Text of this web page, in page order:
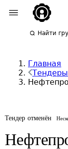
Найти
Главная
Тендеры
Тендер отменён